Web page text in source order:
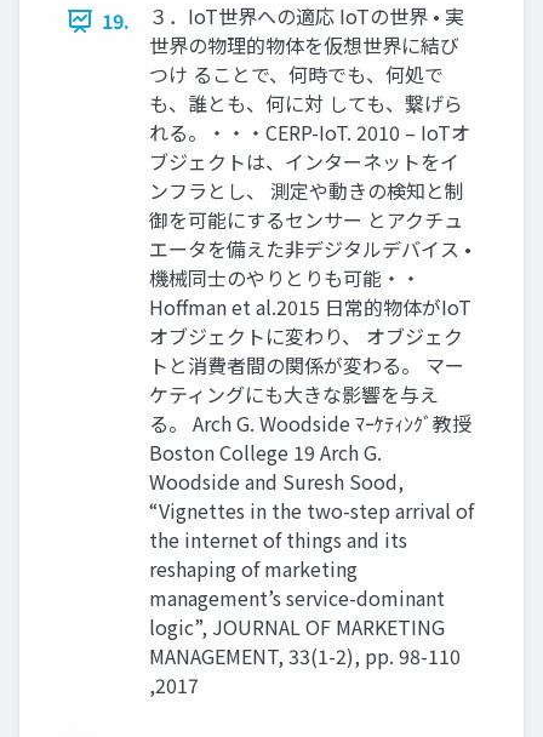
19.
３．IoT世界への適応 IoTの世界 • 実
世界の物理的物体を仮想世界に結び
つけ ることで、何時でも、何処で
も、誰とも、何に対 しても、繋げら
れる。・・・CERP-IoT. 2010 – IoTオ
ブジェクトは、インターネットをイ
ンフラとし、 測定や動きの検知と制
御を可能にするセンサー とアクチュ
エータを備えた非デジタルデバイス •
機械同士のやりとりも可能・・
Hoffman et al.2015 日常的物体がIoT
オブジェクトに変わり、 オブジェク
トと消費者間の関係が変わる。 マー
ケティングにも大きな影響を与え
る。 Arch G. Woodside ﾏｰｹﾃｨﾝｸﾞ教授
Boston College 19 Arch G.
Woodside and Suresh Sood,
“Vignettes in the two-step arrival of
the internet of things and its
reshaping of marketing
management’s service-dominant
logic”, JOURNAL OF MARKETING
MANAGEMENT, 33(1-2), pp. 98-110
,2017